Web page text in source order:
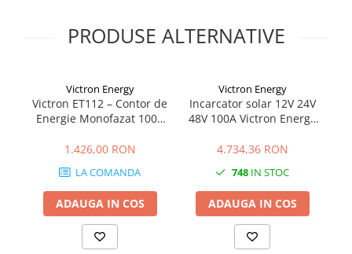
PRODUSE ALTERNATIVE
Victron Energy
Victron ET112 – Contor de
Energie Monofazat 100A
Fotovoltaice și ESS
1.426,00 RON
LA COMANDA
ADAUGA IN COS
Victron Energy
Incarcator solar 12V 24V
48V 100A Victron Energy
250/100-MC4 VE.Can
4.734,36 RON
748 IN STOC
ADAUGA IN COS